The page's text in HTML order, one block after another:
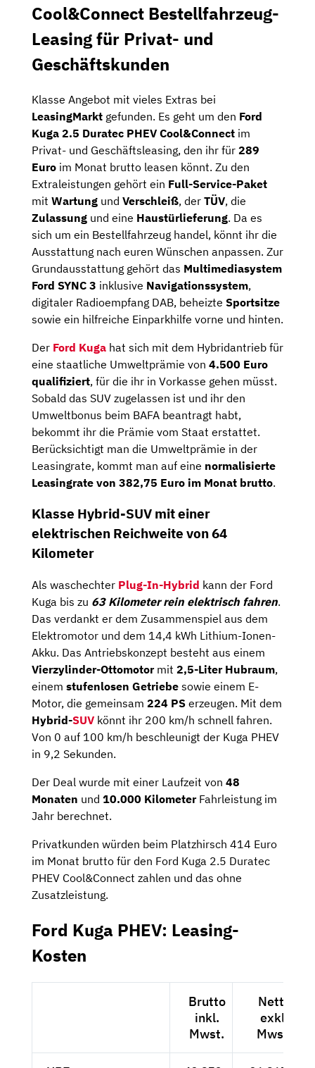
Cool&Connect Bestellfahrzeug-
Leasing für Privat- und
Geschäftskunden
Klasse Angebot mit vieles Extras bei
LeasingMarkt gefunden. Es geht um den Ford
Kuga 2.5 Duratec PHEV Cool&Connect im
Privat- und Geschäftsleasing, den ihr für 289
Euro im Monat brutto leasen könnt. Zu den
Extraleistungen gehört ein Full-Service-Paket
mit Wartung und Verschleiß, der TÜV, die
Zulassung und eine Haustürlieferung. Da es
sich um ein Bestellfahrzeug handel, könnt ihr die
Ausstattung nach euren Wünschen anpassen. Zur
Grundausstattung gehört das Multimediasystem
Ford SYNC 3 inklusive Navigationssystem,
digitaler Radioempfang DAB, beheizte Sportsitze
sowie ein hilfreiche Einparkhilfe vorne und hinten.
Der Ford Kuga hat sich mit dem Hybridantrieb für
eine staatliche Umweltprämie von 4.500 Euro
qualifiziert, für die ihr in Vorkasse gehen müsst.
Sobald das SUV zugelassen ist und ihr den
Umweltbonus beim BAFA beantragt habt,
bekommt ihr die Prämie vom Staat erstattet.
Berücksichtigt man die Umweltprämie in der
Leasingrate, kommt man auf eine normalisierte
Leasingrate von 382,75 Euro im Monat brutto.
Klasse Hybrid-SUV mit einer
elektrischen Reichweite von 64
Kilometer
Als waschechter Plug-In-Hybrid kann der Ford
Kuga bis zu 63 Kilometer rein elektrisch fahren.
Das verdankt er dem Zusammenspiel aus dem
Elektromotor und dem 14,4 kWh Lithium-Ionen-
Akku. Das Antriebskonzept besteht aus einem
Vierzylinder-Ottomotormit 2,5-Liter Hubraum,
einem stufenlosen Getriebe sowie einem E-
Motor, die gemeinsam 224 PS erzeugen. Mit dem
Hybrid-SUV könnt ihr 200 km/h schnell fahren.
Von 0 auf 100 km/h beschleunigt der Kuga PHEV
in 9,2 Sekunden.
Der Deal wurde mit einer Laufzeit von 48
Monaten und 10.000 KilometerFahrleistung im
Jahr berechnet.
Privatkunden würden beim Platzhirsch 414 Euro
im Monat brutto für den Ford Kuga 2.5 Duratec
PHEV Cool&Connect zahlen und das ohne
Zusatzleistung.
Ford Kuga PHEV: Leasing-
Kosten
Brutto
inkl.
Mwst.
Netto
exkl.
Mwst.